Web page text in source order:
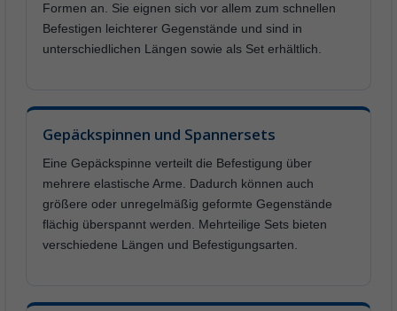
Formen an. Sie eignen sich vor allem zum schnellen
Befestigen leichterer Gegenstände und sind in
unterschiedlichen Längen sowie als Set erhältlich.
Gepäckspinnen und Spannersets
Eine Gepäckspinne verteilt die Befestigung über
mehrere elastische Arme. Dadurch können auch
größere oder unregelmäßig geformte Gegenstände
flächig überspannt werden. Mehrteilige Sets bieten
verschiedene Längen und Befestigungsarten.